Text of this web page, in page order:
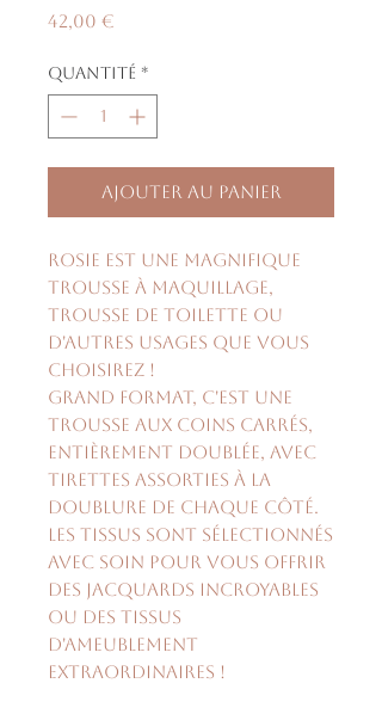
42,00 €
Quantité *
Ajouter au panier
Rosie est une magnifique
trousse à maquillage,
trousse de toilette ou
d'autres usages que vous
choisirez !
Grand format, c'est une
trousse aux coins carrés,
entièrement doublée, avec
tirettes assorties à la
doublure de chaque côté.
Les tissus sont sélectionnés
avec soin pour vous offrir
des jacquards incroyables
ou des tissus
d'ameublement
extraordinaires !